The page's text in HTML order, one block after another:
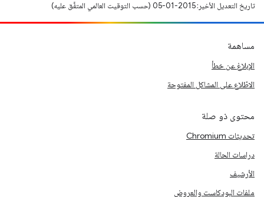
تاريخ التعديل الأخير: 2015-01-05 (حسب التوقيت العالمي المتفَّق عليه)
مساهمة
الإبلاغ عن خطأ
الاطّلاع على المشاكل المفتوحة
محتوى ذو صلة
تحديثات Chromium
دراسات الحالة
الأرشيف
ملفات البودكاست والعروض